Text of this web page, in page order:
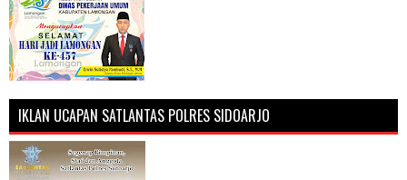
IKLAN UCAPAN SATLANTAS POLRES SIDOARJO